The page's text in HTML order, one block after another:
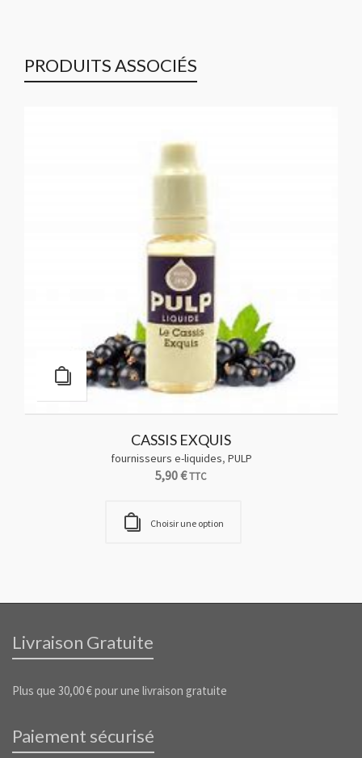
PRODUITS ASSOCIÉS
CASSIS EXQUIS
fournisseurs e-liquides,PULP
Choisir une option
Livraison Gratuite
Plus que 30,00€pour une livraison gratuite
Paiement sécurisé